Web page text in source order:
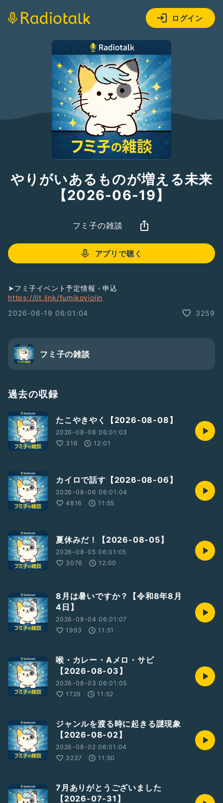
ログイン
やりがいあるものが増える未来
【2026-06-19】
フミ子の雑談
アプリで聴く
➤フミ子イベント予定情報・申込
https://lit.link/fumikoviolin
2026-06-19 06:01:04
3259
フミ子の雑談
過去の収録
たこやきやく【2026-08-08】
2026-08-08 06:01:03
316
12:01
カイロで話す【2026-08-06】
2026-08-06 06:01:04
4816
11:55
夏休みだ！【2026-08-05】
2026-08-05 06:01:05
3076
12:00
8月は暑いですか？【令和8年8月
4日】
2026-08-04 06:01:07
1993
11:51
喉・カレー・Aメロ・サビ
【2026-08-03】
2026-08-03 06:01:05
1729
11:52
ジャンルを渡る時に起きる謎現象
【2026-08-02】
2026-08-02 06:01:04
3237
11:50
7月ありがとうございました
【2026-07-31】